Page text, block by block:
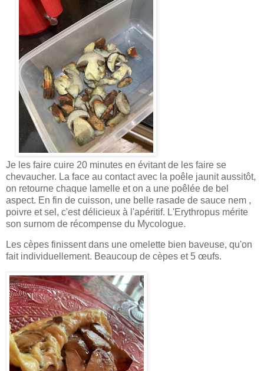
Je les faire cuire 20 minutes en évitant de les faire se
chevaucher. La face au contact avec la poêle jaunit aussitôt,
on retourne chaque lamelle et on a une poêlée de bel
aspect. En fin de cuisson, une belle rasade de sauce nem ,
poivre et sel, c'est délicieux à l'apéritif. L'Erythropus mérite
son surnom de récompense du Mycologue.
Les cèpes finissent dans une omelette bien baveuse, qu'on
fait individuellement. Beaucoup de cèpes et 5 œufs.